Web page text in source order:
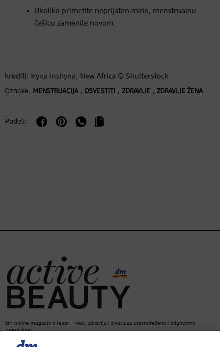
Ukoliko primetite neprijatan miris, menstrualnu
čašicu zamenite novom.
krediti: Iryna Inshyna, New Africa © Shutterstock
Oznake: MENSTRUACIJA, OSVESTITI , ZDRAVLJE , ZDRAVLJE ŽENA
Podeli:
dm online magazin o lepoti i nezi, zdravlju i životu-za uravnoteženo i odgovorno
zajedništvo.